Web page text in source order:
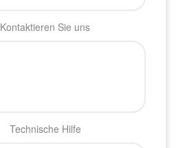
Kontaktieren Sie uns
Technische Hilfe